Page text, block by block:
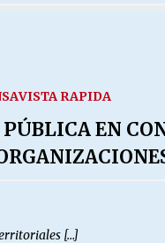
VISTA RAPIDA
EN
[…]